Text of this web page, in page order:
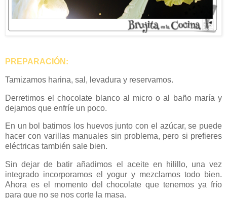
PREPARACIÓN:
Tamizamos harina, sal, levadura y reservamos.
Derretimos el chocolate blanco al micro o al baño maría y
dejamos que enfríe un poco.
En un bol batimos los huevos junto con el azúcar, se puede
hacer con varillas manuales sin problema, pero si prefieres
eléctricas también sale bien.
Sin dejar de batir añadimos el aceite en hilillo, una vez
integrado incorporamos el yogur y mezclamos todo bien.
Ahora es el momento del chocolate que tenemos ya frío
para que no se nos corte la masa.